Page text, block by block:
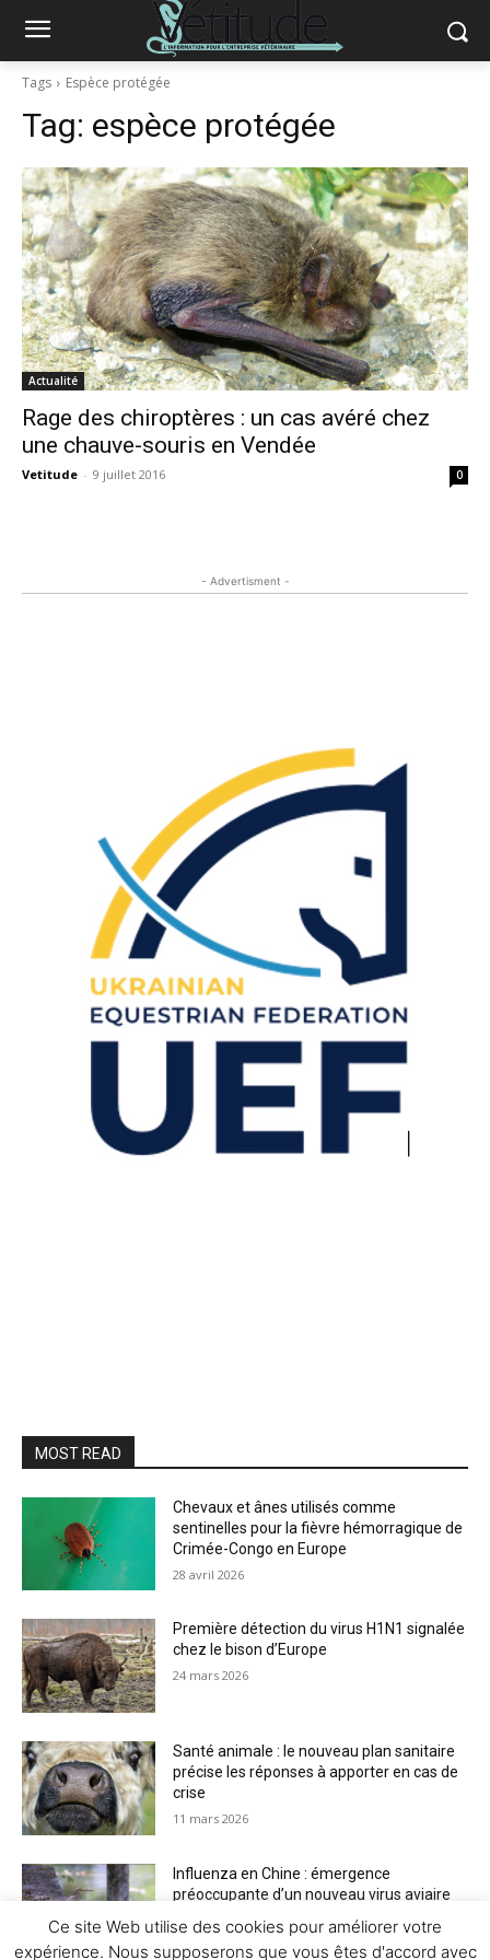
Tags Espèce protégée
Tag: espèce protégée
Actualité
Rage des chiroptères : un cas avéré chez
une chauve-souris en Vendée
Vetitude - 9 juillet 2016 0
- Advertisment -
MOST READ
Chevaux et ânes utilisés comme
sentinelles pour la fièvre hémorragique de
Crimée-Congo en Europe
28 avril 2026
Première détection du virus H1N1 signalée
chez le bison d’Europe
24 mars 2026
Santé animale : le nouveau plan sanitaire
précise les réponses à apporter en cas de
crise
11 mars 2026
Influenza en Chine : émergence
préoccupante d’un nouveau virus aviaire
Ce site Web utilise des cookies pour améliorer votre
expérience. Nous supposerons que vous êtes d'accord avec